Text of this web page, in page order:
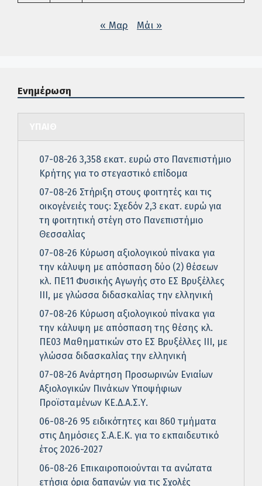
« Μαρ Μάι »
Ενημέρωση
07-08-26 3,358 εκατ. ευρώ στο Πανεπιστήμιο
Κρήτης για το στεγαστικό επίδομα
07-08-26 Στήριξη στους φοιτητές και τις
οικογένειές τους: Σχεδόν 2,3 εκατ. ευρώ για
τη φοιτητική στέγη στο Πανεπιστήμιο
Θεσσαλίας
07-08-26 Κύρωση αξιολογικού πίνακα για
την κάλυψη με απόσπαση δύο (2) θέσεων
κλ. ΠΕ11 Φυσικής Αγωγής στο ΕΣ Βρυξέλλες
ΙΙΙ, με γλώσσα διδασκαλίας την ελληνική
07-08-26 Κύρωση αξιολογικού πίνακα για
την κάλυψη με απόσπαση της θέσης κλ.
ΠΕ03 Μαθηματικών στο ΕΣ Βρυξέλλες ΙΙΙ, με
γλώσσα διδασκαλίας την ελληνική
07-08-26 Ανάρτηση Προσωρινών Ενιαίων
Αξιολογικών Πινάκων Υποψήφιων
Προϊσταμένων ΚΕ.Δ.Α.Σ.Υ.
06-08-26 95 ειδικότητες και 860 τμήματα
στις Δημόσιες Σ.Α.Ε.Κ. για το εκπαιδευτικό
έτος 2026-2027
06-08-26 Επικαιροποιούνται τα ανώτατα
ετήσια όρια δαπανών για τις Σχολές